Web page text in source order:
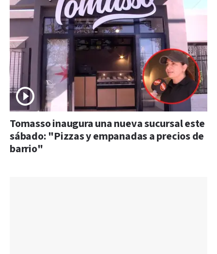
Tomasso inaugura una nueva sucursal este
sábado: "Pizzas y empanadas a precios de
barrio"